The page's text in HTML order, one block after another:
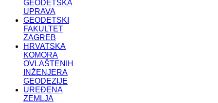
GEODETSKA
UPRAVA
GEODETSKI
FAKULTET
ZAGREB
HRVATSKA
KOMORA
OVLAŠTENIH
INŽENJERA
GEODEZIJE
UREĐENA
ZEMLJA